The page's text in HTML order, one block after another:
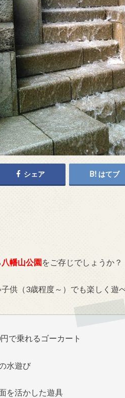
シェア はてブ
八幡山公園をご存じでしょうか？
供（3歳程度～）でも楽しく遊
円で乗れるゴーカート
水遊び
を活かした遊具